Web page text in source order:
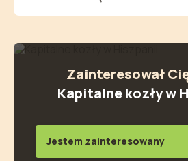
Zainteresował
Kapitalne kozły w
Jestem zainteresowany